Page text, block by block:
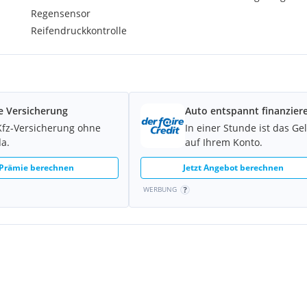
und Armablagen mit
Regensensor
Reifendruckkontrolle
Versicherung
Versicherung ohne
berechnen
Auto entspannt
In einer Stunde ist das
auf Ihrem Konto.
Jetzt Angebot berechnen
WERBUNG